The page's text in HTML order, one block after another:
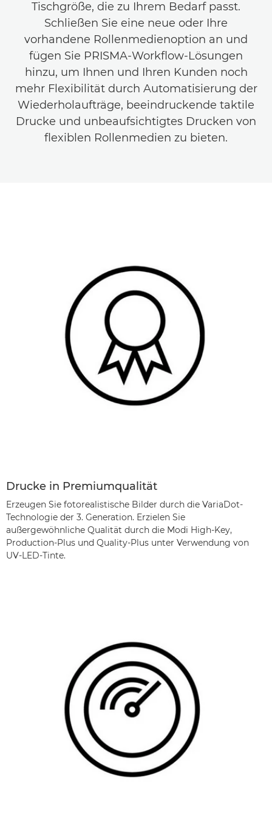
Tischgröße, die zu Ihrem Bedarf passt.
Schließen Sie eine neue oder Ihre
vorhandene Rollenmedienoption an und
fügen Sie PRISMA-Workflow-Lösungen
hinzu, um Ihnen und Ihren Kunden noch
mehr Flexibilität durch Automatisierung der
Wiederholaufträge, beeindruckende taktile
Drucke und unbeaufsichtigtes Drucken von
flexiblen Rollenmedien zu bieten.
Drucke in Premiumqualität
Erzeugen Sie fotorealistische Bilder durch die VariaDot-
Technologie der 3. Generation. Erzielen Sie
außergewöhnliche Qualität durch die Modi High-Key,
Production-Plus und Quality-Plus unter Verwendung von
UV-LED-Tinte.